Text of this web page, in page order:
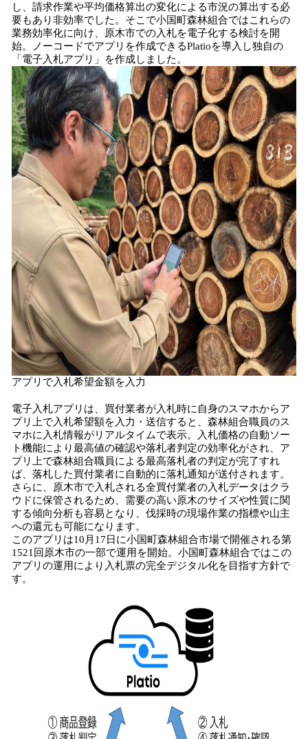
し、請求作業や平均価格算出の変化による市況の算出する必
要もあり非効率でした。そこで小国町森林組合ではこれらの
業務効率化に向け、原木市での入札を電子化する検討を開
始。ノーコードでアプリを作成できるPlatioを導入し独自の
「電子入札アプリ」を作成しました。
アプリで入札希望金額を入力
電子入札アプリは、買付業者が入札時に自身のスマホからア
プリ上で入札希望額を入力・送信すると、森林組合職員のス
マホに入札情報がリアルタイムで表示。入札価格の自動ソー
ト機能により最高値の確認や落札者判定の効率化がされ、ア
プリ上で森林組合職員による最高落札者の判定が完了すれ
ば、落札した買付業者に自動的に落札通知が送付されます。
さらに、原木市で入札される全買付業者の入札データはクラ
ウドに保管されるため、需要の高い原木のサイズや性質に関
する傾向分析も容易となり、伐採時の現場作業の指標や山主
への還元も可能になります。
このアプリは10月17日に小国町森林組合市場で開催される第
1521回原木市の一部で運用を開始。小国町森林組合ではこの
アプリの運用により入札票の完全デジタル化を目指す方針で
す。